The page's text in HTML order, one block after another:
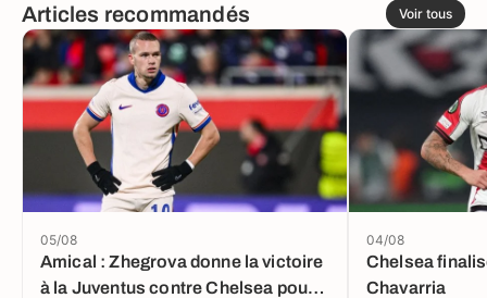
Articles recommandés Voir tous
Amical : Zhegrova donne la victoire
à la Juventus contre Chelsea pour
05/08
Chelsea
Chavarria
04/08